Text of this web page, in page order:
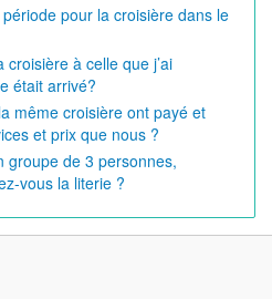
pour la croisière dans le
à celle que j’ai
était arrivé?
même croisière ont payé et
et prix que nous ?
groupe de 3 personnes,
vous la literie ?